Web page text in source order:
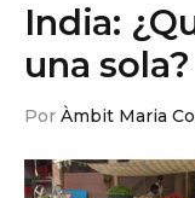
India:
una sola?
Por Àmbit Maria